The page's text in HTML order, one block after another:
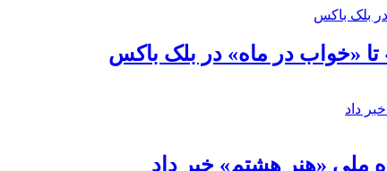
«خواب در ماه» در بلک باکس
ملی «هنر هشتم» خبر داد